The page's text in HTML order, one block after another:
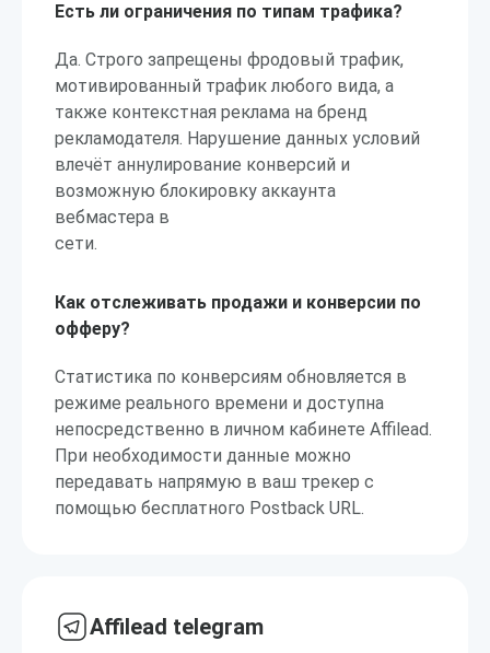
Есть ли ограничения по типам трафика?
Да. Строго запрещены фродовый трафик,
мотивированный трафик любого вида, а
также контекстная реклама на бренд
рекламодателя. Нарушение данных условий
влечёт аннулирование конверсий и
возможную блокировку аккаунта
вебмастера в
сети.
Как отслеживать продажи и конверсии по
офферу?
Статистика по конверсиям обновляется в
режиме реального времени и доступна
непосредственно в личном кабинете Affilead.
При необходимости данные можно
передавать напрямую в ваш трекер с
помощью бесплатного Postback URL.
Affilead telegram